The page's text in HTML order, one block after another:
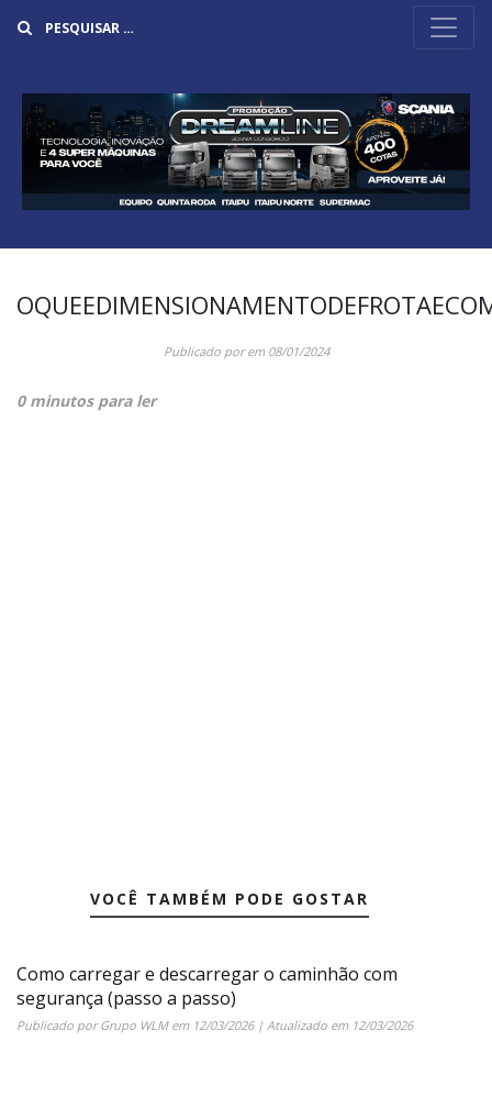
Publicado porem 08/01/2024
0 minutos para ler
VOCÊ TAMBÉM PODE GOSTAR
Como carregar e descarregar o caminhão com
segurança (passo a passo)
Publicado porGrupo WLMem 12/03/2026| Atualizado em 12/03/2026